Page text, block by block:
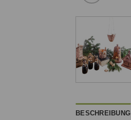
BESCHREIBUNG